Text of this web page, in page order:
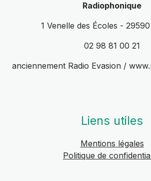
Radiophonique
1 Venelle des Écoles -
02 98 81 00 21
anciennement Radio Evasion /
Liens utiles
Mentions légales
Politique de